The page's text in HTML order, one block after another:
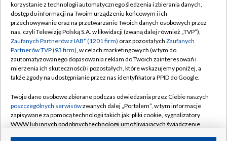
TVP
Abonament TVP
Emisja w TVP
Centrum informacji TVP
Naziemna Telewizja Cyfrowa
Rada Programowa
System NOS
Informacje o nadawcy
Regulamin TVP
Polityka prywatności
Moje zgody
Pomoc
Kontakt
Kanały
korzystanie z technologii automatycznego śledzenia i zbierania danych,
dostęp do informacji na Twoim urządzeniu końcowym i ich
przechowywanie oraz na przetwarzanie Twoich danych osobowych przez
nas, czyli Telewizję Polską S.A. w likwidacji (zwaną dalej również „TVP”),
Zaufanych Partnerów z IAB* (1201 firm) oraz pozostałych Zaufanych
Partnerów TVP (93 firm), w celach marketingowych (w tym do
zautomatyzowanego dopasowania reklam do Twoich zainteresowań i
mierzenia ich skuteczności) i pozostałych, które wskazujemy poniżej, a
także zgody na udostępnianie przez nas identyfikatora PPID do Google.
Twoje dane osobowe zbierane podczas odwiedzania przez Ciebie naszych
poszczególnych serwisówzwanych dalej „Portalem”, w tym informacje
zapisywane za pomocą technologii takich jak: pliki cookie, sygnalizatory
WWW lub innych podobnych technologii umożliwiających świadczenie